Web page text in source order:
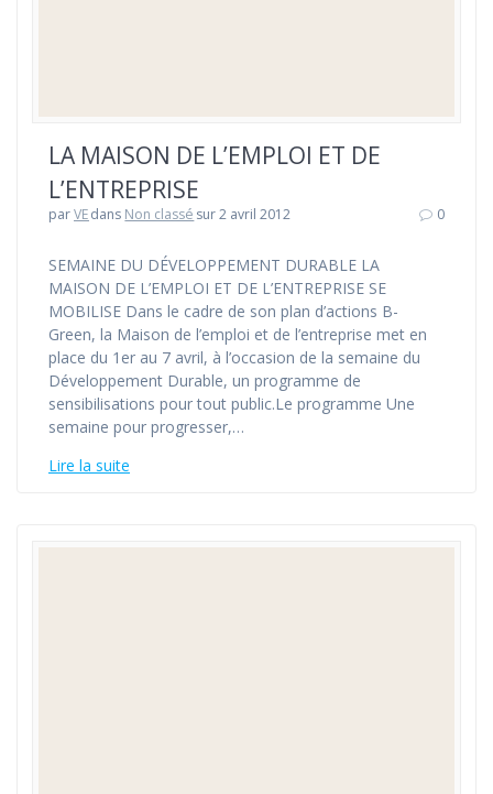
LA MAISON DE L’EMPLOI ET DE
L’ENTREPRISE
parVEdans Non classé sur 2 avril 2012 0
SEMAINE DU DÉVELOPPEMENT DURABLE LA
MAISON DE L’EMPLOI ET DE L’ENTREPRISE SE
MOBILISE Dans le cadre de son plan d’actions B-
Green, la Maison de l’emploi et de l’entreprise met en
place du 1er au 7 avril, à l’occasion de la semaine du
Développement Durable, un programme de
sensibilisations pour tout public.Le programme Une
semaine pour progresser,…
Lire la suite